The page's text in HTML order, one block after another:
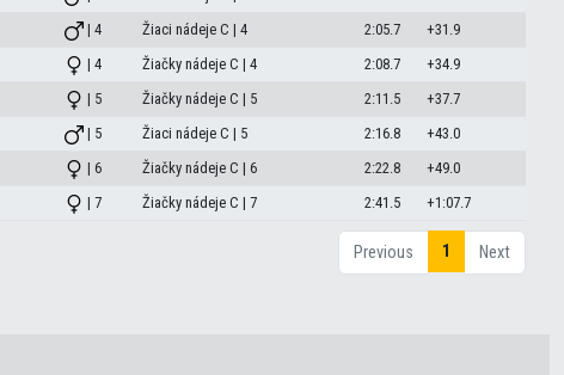
| 4 Žiaci nádeje C | 4 2:05.7
+31.9
| 4 Žiačky nádeje C | 4 2:08.7
+34.9
| 5 Žiačky nádeje C | 5 2:11.5
+37.7
| 5 Žiaci nádeje C | 5 2:16.8
+43.0
| 6 Žiačky nádeje C | 6 2:22.8
+49.0
| 7 Žiačky nádeje C | 7 2:41.5 +1:07.7
Previous 1 Next